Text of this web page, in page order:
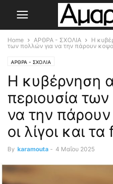
Home ΑΡΘΡΑ - ΣΧΟΛΙΑ
Η
των πολλών για να την πάρουν
ΑΡΘΡΑ - ΣΧΟΛΙΑ
Η κυβέρνηση
περιουσία
να την
οι λίγοι και
By karamouta - 4 Μαΐου 2025